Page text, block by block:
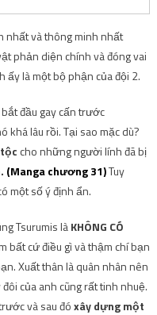
nhất và thông minh nhất
phản diện chính và đóng vai
ấy là một bộ phận của đội 2.
đầu gay cấn trước
khá lâu rồi.Tại sao mặc dù?
cho những người lính đã bị
(Manga chương 31)Tuy
một số ý định ẩn.
Tsurumis làKHÔNG CÓ
bất cứ điều gì và thậm chí bạn
Xuất thân là quân nhân nên
của anh cũng rất tinh nhuệ.
và sau đóxây dựng một